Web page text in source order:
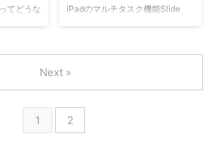
んていら
月使用してみて感じた10のこと
てどうな
度読んだ
プットで
ね… 私も
満足して
iPadのマルチタスク機能Slide
ク機能Slide Overの基本的な使い
方と、便利な使い方を2パターン
紹介します。 Slide Overの良さが
よくわからない方はぜひ記事をご
1 2
Next »